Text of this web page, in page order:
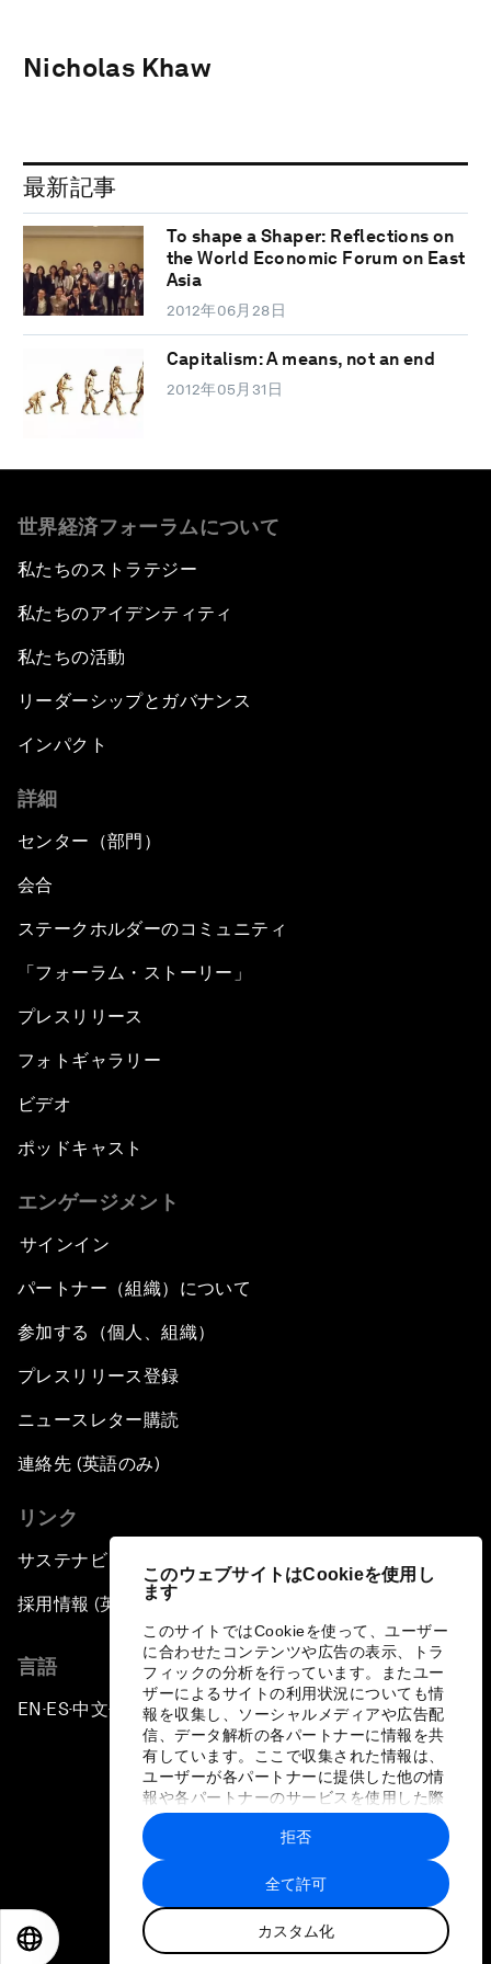
このウェブサイトはCookieを使用し
ます
このサイトではCookieを使って、ユーザー
に合わせたコンテンツや広告の表示、トラ
フィックの分析を行っています。またユー
ザーによるサイトの利用状況についても情
報を収集し、ソーシャルメディアや広告配
信、データ解析の各パートナーに情報を共
有しています。ここで収集された情報は、
ユーザーが各パートナーに提供した他の情
報や各パートナーのサービスを使用した際
に収集された情報と組み合わされ、各パー
トナーによって使用されることがありま
す。
全て許可
カスタム化
拒否
Nicholas Khaw
最新記事
To shape a Shaper: Reflections on
the World Economic Forum on East
Asia
2012年06月28日
Capitalism: A means, not an end
2012年05月31日
世界経済フォーラムについて
私たちのストラテジー
私たちのアイデンティティ
私たちの活動
リーダーシップとガバナンス
インパクト
詳細
センター（部門）
会合
ステークホルダーのコミュニティ
「フォーラム・ストーリー」
プレスリリース
フォトギャラリー
ビデオ
ポッドキャスト
エンゲージメント
サインイン
パートナー（組織）について
参加する（個人、組織）
プレスリリース登録
ニュースレター購読
連絡先 (英語のみ)
リンク
サステナビリティへの取り組み
採用情報 (英語のみ)
言語
EN ▪ES▪中文▪ 日本語
プライバシーポリシーと利用規約
サイトマップ
©
世界経済フォーラム